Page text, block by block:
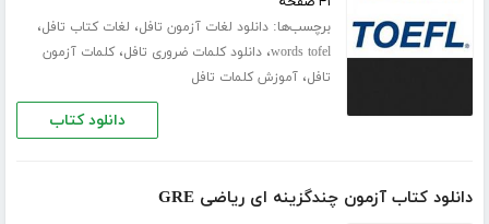
برچسب‌ها:دانلود لغات آزمون تافل، لغات کتاب تافل،
words tofel،دانلود کلمات ضروری تافل،کلمات آزمون
تافل،آموزش کلمات تافل
دانلود کتاب
دانلود کتاب آزمون چندگزینه ای ریاضی GRE